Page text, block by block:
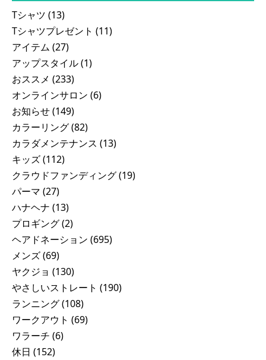
Tシャツ (13)
Tシャツプレゼント (11)
アイテム (27)
アップスタイル(1)
おススメ (233)
オンラインサロン (6)
お知らせ(149)
カラーリング(82)
カラダメンテナンス (13)
キッズ(112)
クラウドファンディング(19)
パーマ (27)
ハナヘナ (13)
プロギング(2)
ヘアドネーション (695)
メンズ(69)
ヤクジョ (130)
やさしいストレート (190)
ランニング(108)
ワークアウト (69)
ワラーチ (6)
休日 (152)